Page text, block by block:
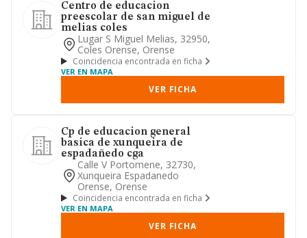
Centro de educacion
preescolar de san miguel de
melias coles
Lugar S Miguel Melias, 32950,
Coles Orense, Orense
Coincidencia encontrada en ficha
VER EN MAPA
VER FICHA
Cp de educacion general
basica de xunqueira de
espadañedo cga
Calle V Portomene, 32730,
Xunqueira Espadanedo
Orense, Orense
Coincidencia encontrada en ficha
VER EN MAPA
VER FICHA